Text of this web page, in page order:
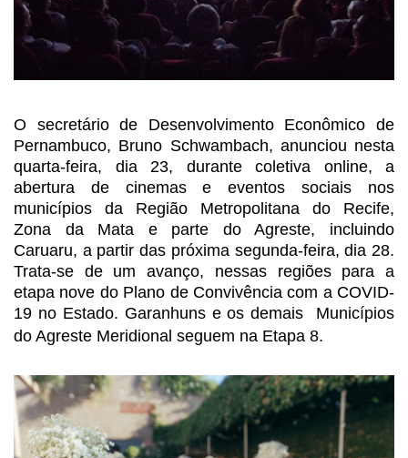
O secretário de Desenvolvimento Econômico de
Pernambuco, Bruno Schwambach, anunciou nesta
quarta-feira, dia 23, durante coletiva online, a
abertura de cinemas e eventos sociais nos
municípios da Região Metropolitana do Recife,
Zona da Mata e parte do Agreste, incluindo
Caruaru, a partir das próxima segunda-feira, dia 28.
Trata-se de um avanço, nessas regiões para a
etapa nove do Plano de Convivência com a COVID-
19 no Estado. Garanhuns e os demais
Municípios
do Agreste Meridional seguem na Etapa 8.